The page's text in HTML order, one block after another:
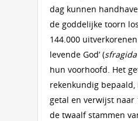
dag kunnen
de goddelijke toorn
144.000
levende God’ (
hun voorhoofd. Het
rekenkundig
getal en verwijst naar
de twaalf stammen